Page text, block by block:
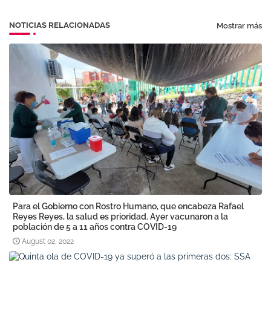
NOTICIAS RELACIONADAS Mostrar más
Para el Gobierno con Rostro Humano, que encabeza Rafael
Reyes Reyes, la salud es prioridad. Ayer vacunaron a la
población de 5 a 11 años contra COVID-19
August 02, 2022